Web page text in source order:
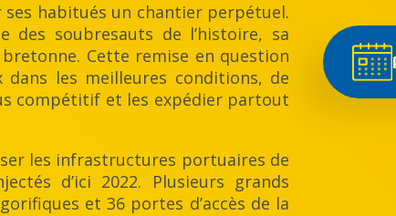
habitués un chantier perpétuel.
des soubresauts de l’histoire, sa
Cette remise en question
dans les meilleures conditions, de
compétitif et les expédier partout
les infrastructures portuaires de
d’ici 2022. Plusieurs grands
et 36 portes d’accès de la